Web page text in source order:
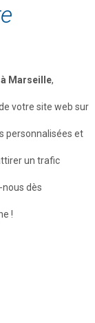
Marseille,
votre site web sur
personnalisées et
un trafic
dès
!